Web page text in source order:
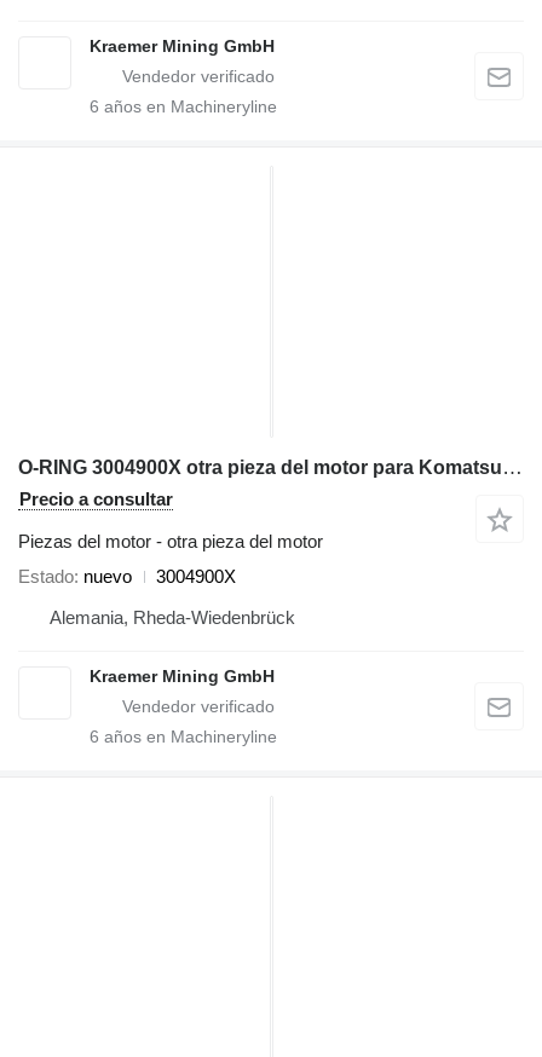
Kraemer Mining GmbH
6 años en Machineryline
O-RING 3004900X otra pieza del motor para Komatsu excavadora
Precio a consultar
Piezas del motor - otra pieza del motor
Estado nuevo
3004900X
Alemania, Rheda-Wiedenbrück
Kraemer Mining GmbH
6 años en Machineryline